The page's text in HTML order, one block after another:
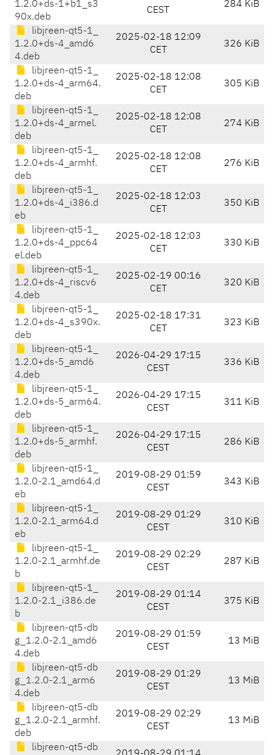
1.2.0+ds-1+b1_s3
90x.deb
CEST
284 KiB
libjreen-qt5-1_
1.2.0+ds-4_amd6
4.deb
2025-02-18 12:09
CET
326 KiB
libjreen-qt5-1_
1.2.0+ds-4_arm64.
deb
2025-02-18 12:08
CET
305 KiB
libjreen-qt5-1_
1.2.0+ds-4_armel.
deb
2025-02-18 12:08
CET
274 KiB
libjreen-qt5-1_
1.2.0+ds-4_armhf.
deb
2025-02-18 12:08
CET
276 KiB
libjreen-qt5-1_
1.2.0+ds-4_i386.d
eb
2025-02-18 12:03
CET
350 KiB
libjreen-qt5-1_
1.2.0+ds-4_ppc64
el.deb
2025-02-18 12:03
CET
330 KiB
libjreen-qt5-1_
1.2.0+ds-4_riscv6
4.deb
2025-02-19 00:16
CET
320 KiB
libjreen-qt5-1_
1.2.0+ds-4_s390x.
deb
2025-02-18 17:31
CET
323 KiB
libjreen-qt5-1_
1.2.0+ds-5_amd6
4.deb
2026-04-29 17:15
CEST
336 KiB
libjreen-qt5-1_
1.2.0+ds-5_arm64.
deb
2026-04-29 17:15
CEST
311 KiB
libjreen-qt5-1_
1.2.0+ds-5_armhf.
deb
2026-04-29 17:15
CEST
286 KiB
libjreen-qt5-1_
1.2.0-2.1_amd64.d
eb
2019-08-29 01:59
CEST
343 KiB
libjreen-qt5-1_
1.2.0-2.1_arm64.d
eb
2019-08-29 01:29
CEST
310 KiB
libjreen-qt5-1_
1.2.0-2.1_armhf.de
b
2019-08-29 02:29
CEST
287 KiB
libjreen-qt5-1_
1.2.0-2.1_i386.de
b
2019-08-29 01:14
CEST
375 KiB
libjreen-qt5-db
g_1.2.0-2.1_amd6
4.deb
2019-08-29 01:59
CEST
13 MiB
libjreen-qt5-db
g_1.2.0-2.1_arm6
4.deb
2019-08-29 01:29
CEST
13 MiB
libjreen-qt5-db
g_1.2.0-2.1_armhf.
deb
2019-08-29 02:29
CEST
13 MiB
libjreen-qt5-db